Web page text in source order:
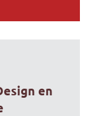
en